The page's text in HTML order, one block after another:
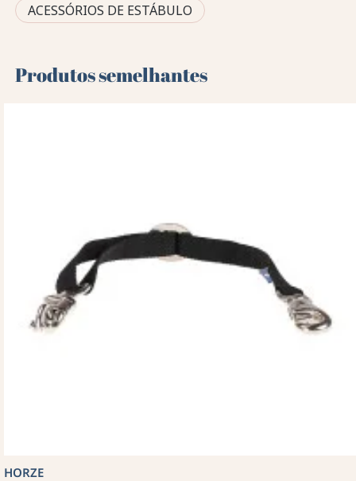
ACESSÓRIOS DE ESTÁBULO
Produtos semelhantes
HORZE